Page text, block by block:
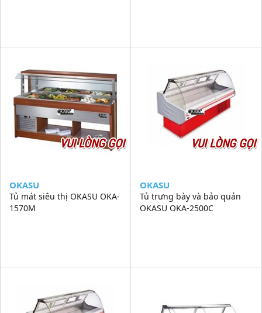
VUI LÒNG GỌI
OKASU
Tủ mát siêu thị OKASU OKA-
1570M
VUI LÒNG GỌI
OKASU
Tủ trưng bày và bảo quản
OKASU OKA-2500C